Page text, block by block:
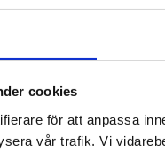
cookies
för att anpassa
vår trafik. Vi